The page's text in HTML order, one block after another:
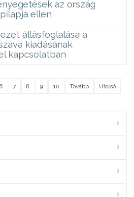
az ország
ellen
állásfoglalása a
kiadásának
kapcsolatban
6 7 8 9 10 Tovább Utolsó